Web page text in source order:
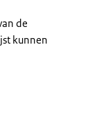
de
kunnen